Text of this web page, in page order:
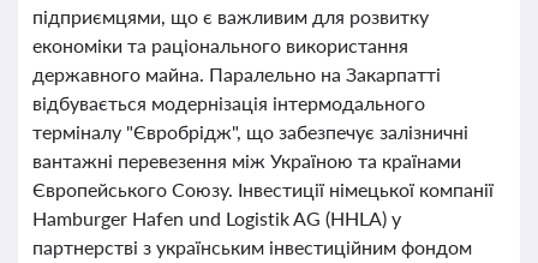
підприємцями, що є важливим для розвитку
економіки та раціонального використання
державного майна. Паралельно на Закарпатті
відбувається модернізація інтермодального
терміналу "Євробрідж", що забезпечує залізничні
вантажні перевезення між Україною та країнами
Європейського Союзу. Інвестиції німецької компанії
Hamburger Hafen und Logistik AG (HHLA) у
партнерстві з українським інвестиційним фондом